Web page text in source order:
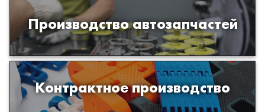
Производство автозапчастей
Разработка и производство деталей
из эластомеров для подвески
автомобиля
Контрактное производство
Производство изделий из пластиков
и полимеров по образцам либо
чертежам заказчика